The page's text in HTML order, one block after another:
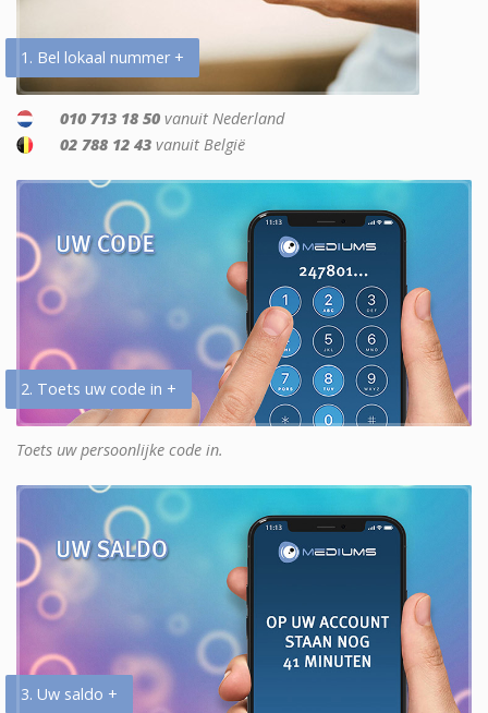
1. Bel lokaal nummer +
010 713 18 50 vanuit Nederland
02 788 12 43 vanuit België
2. Toets uw code in +
Toets uw persoonlijke code in.
3. Uw saldo +